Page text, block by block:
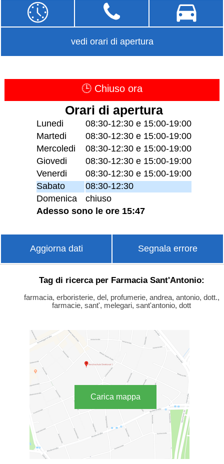
vedi orari di apertura
🕒 Chiuso ora
Orari di apertura
Lunedi
08:30-12:30 e 15:00-19:00
Martedi
08:30-12:30 e 15:00-19:00
Mercoledi
08:30-12:30 e 15:00-19:00
Giovedi
08:30-12:30 e 15:00-19:00
Venerdi
08:30-12:30 e 15:00-19:00
Sabato
08:30-12:30
Domenica
chiuso
Adesso sono le ore 15:47
Aggiorna dati Segnala errore
Tag di ricerca per Farmacia Sant'Antonio:
farmacia, erboristerie, del, profumerie, andrea, antonio, dott.,
farmacie, sant', melegari, sant'antonio, dott
Carica mappa